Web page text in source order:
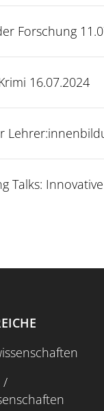
Forschung
16.07.2024
Talks:
/